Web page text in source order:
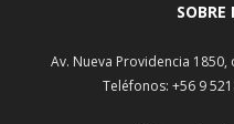
SOBRE
Av. Nueva Providencia 1850,
Teléfonos: +56 9